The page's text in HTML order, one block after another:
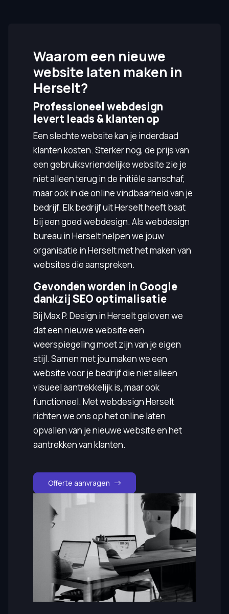
Waarom een nieuwe
website laten maken in
Herselt?
Professioneel webdesign
levert leads & klanten op
Een slechte website kan je inderdaad
klanten kosten. Sterker nog, de prijs van
een gebruiksvriendelijke website zie je
niet alleen terug in de initiële aanschaf,
maar ook in de online vindbaarheid van je
bedrijf. Elk bedrijf uit Herselt heeft baat
bij een goed webdesign. Als webdesign
bureau in Herselt helpen we jouw
organisatie in Herselt met het maken van
websites die aanspreken.
Gevonden worden in Google
dankzij SEO optimalisatie
Bij Max P. Design in Herselt geloven we
dat een nieuwe website een
weerspiegeling moet zijn van je eigen
stijl. Samen met jou maken we een
website voor je bedrijf die niet alleen
visueel aantrekkelijk is, maar ook
functioneel. Met webdesign Herselt
richten we ons op het online laten
opvallen van je nieuwe website en het
aantrekken van klanten.
Offerte aanvragen